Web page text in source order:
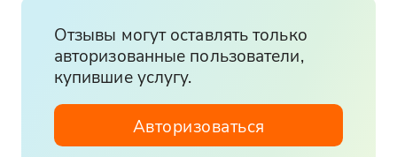
Отзывы могут оставлять только
авторизованные пользователи,
купившие услугу.
Авторизоваться